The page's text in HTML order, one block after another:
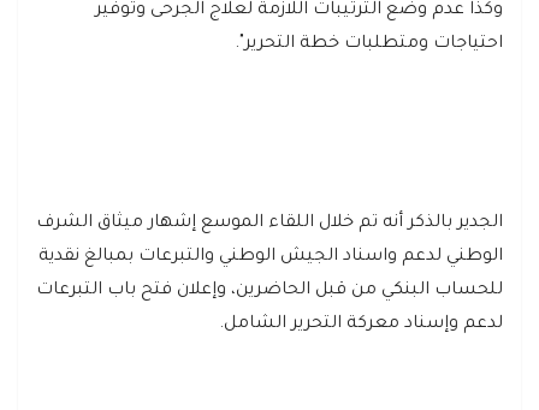
وكذا عدم وضع الترتيبات اللازمة لعلاج الجرحى وتوفير
احتياجات ومتطلبات خطة التحرير".
الجدير بالذكر أنه تم خلال اللقاء الموسع إشهار ميثاق الشرف
الوطني لدعم واسناد الجيش الوطني والتبرعات بمبالغ نقدية
للحساب البنكي من قبل الحاضرين، وإعلان فتح باب التبرعات
لدعم وإسناد معركة التحرير الشامل.